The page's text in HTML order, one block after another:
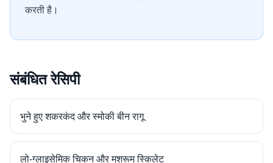
करती है।
संबंधित रेसिपी
भुने हुए शकरकंद और स्मोकी बीन रागू
लो-ग्लाइसेमिक चिकन और मशरूम स्किलेट